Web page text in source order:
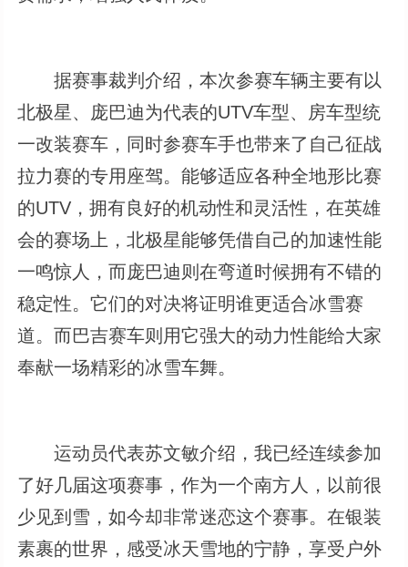
据赛事裁判介绍，本次参赛车辆主要有以
北极星、庞巴迪为代表的UTV车型、房车型统
一改装赛车，同时参赛车手也带来了自己征战
拉力赛的专用座驾。能够适应各种全地形比赛
的UTV，拥有良好的机动性和灵活性，在英雄
会的赛场上，北极星能够凭借自己的加速性能
一鸣惊人，而庞巴迪则在弯道时候拥有不错的
稳定性。它们的对决将证明谁更适合冰雪赛
道。而巴吉赛车则用它强大的动力性能给大家
奉献一场精彩的冰雪车舞。
运动员代表苏文敏介绍，我已经连续参加
了好几届这项赛事，作为一个南方人，以前很
少见到雪，如今却非常迷恋这个赛事。在银装
素裹的世界，感受冰天雪地的宁静，享受户外